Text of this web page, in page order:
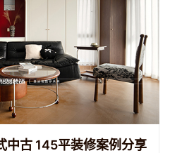
中古 145平装修案例分享